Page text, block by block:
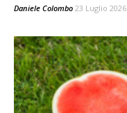
Daniele Colombo 23 Luglio 2026